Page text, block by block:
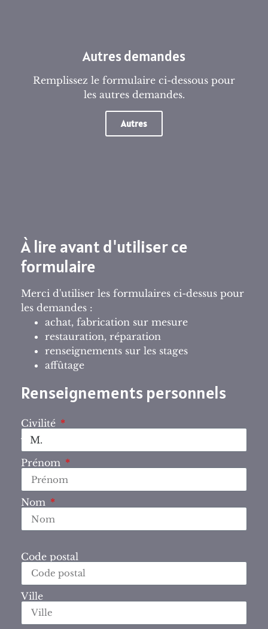
Autres demandes
Remplissez le formulaire ci-dessous pour
les autres demandes.
Autres
À lire avant d'utiliser ce
formulaire
Merci d'utiliser les formulaires ci-dessus pour
les demandes :
achat, fabrication sur mesure
restauration, réparation
renseignements sur les stages
affûtage
Renseignements personnels
Civilité
Prénom
Nom
Code postal
Ville